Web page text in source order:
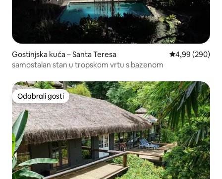
Gostinjska kuća – Santa Teresa Prosječna
4,99 (290)
samostalan stan u tropskom vrtu s bazenom
Odabrali gosti
Odabrali gosti